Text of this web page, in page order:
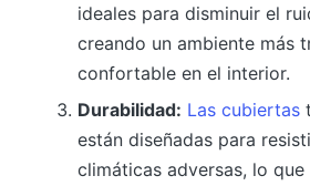
ideales para disminuir el
creando un ambiente más
confortable en el interior.
Durabilidad: Las cubiertas
están diseñadas para
climáticas adversas, lo